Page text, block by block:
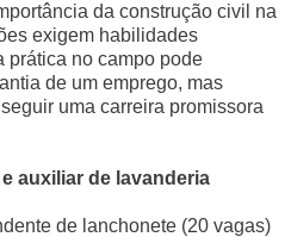
da construção civil na
exigem habilidades
prática no campo pode
de um emprego, mas
uma carreira promissora
auxiliar de lavanderia
de lanchonete (20 vagas)